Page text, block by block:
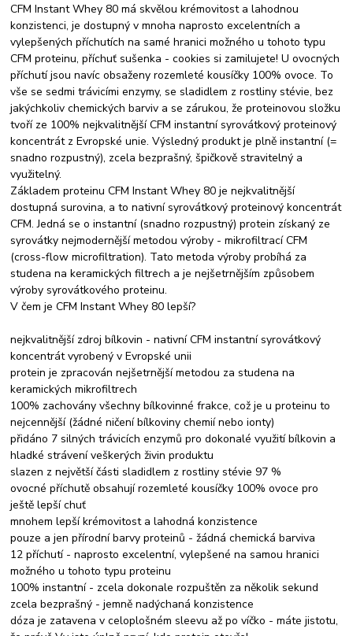
CFM Instant Whey 80 má skvělou krémovitost a lahodnou
konzistenci, je dostupný v mnoha naprosto excelentních a
vylepšených příchutích na samé hranici možného u tohoto typu
CFM proteinu, příchuť sušenka - cookies si zamilujete! U ovocných
příchutí jsou navíc obsaženy rozemleté kousíčky 100% ovoce. To
vše se sedmi trávicími enzymy, se sladidlem z rostliny stévie, bez
jakýchkoliv chemických barviv a se zárukou, že proteinovou složku
tvoří ze 100% nejkvalitnější CFM instantní syrovátkový proteinový
koncentrát z Evropské unie. Výsledný produkt je plně instantní (=
snadno rozpustný), zcela bezprašný, špičkově stravitelný a
využitelný.
Základem proteinu CFM Instant Whey 80 je nejkvalitnější
dostupná surovina, a to nativní syrovátkový proteinový koncentrát
CFM. Jedná se o instantní (snadno rozpustný) protein získaný ze
syrovátky nejmodernější metodou výroby - mikrofiltrací CFM
(cross-flow microfiltration). Tato metoda výroby probíhá za
studena na keramických filtrech a je nejšetrnějším způsobem
výroby syrovátkového proteinu.
V čem je CFM Instant Whey 80 lepší?
nejkvalitnější zdroj bílkovin - nativní CFM instantní syrovátkový
koncentrát vyrobený v Evropské unii
protein je zpracován nejšetrnější metodou za studena na
keramických mikrofiltrech
100% zachovány všechny bílkovinné frakce, což je u proteinu to
nejcennější (žádné ničení bílkoviny chemií nebo ionty)
přidáno 7 silných trávicích enzymů pro dokonalé využití bílkovin a
hladké strávení veškerých živin produktu
slazen z největší části sladidlem z rostliny stévie 97 %
ovocné příchutě obsahují rozemleté kousíčky 100% ovoce pro
ještě lepší chuť
mnohem lepší krémovitost a lahodná konzistence
pouze a jen přírodní barvy proteinů - žádná chemická barviva
12 příchutí - naprosto excelentní, vylepšené na samou hranici
možného u tohoto typu proteinu
100% instantní - zcela dokonale rozpuštěn za několik sekund
zcela bezprašný - jemně nadýchaná konzistence
dóza je zatavena v celoplošném sleevu až po víčko - máte jistotu,